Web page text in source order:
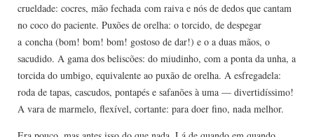
crueldade: cocres, mão fechada com raiva e nós de dedos que cantam
no coco do paciente. Puxões de orelha: o torcido, de despegar
a concha (bom! bom! bom! gostoso de dar!) e o a duas mãos, o
sacudido. A gama dos beliscões: do miudinho, com a ponta da unha, a
torcida do umbigo, equivalente ao puxão de orelha. A esfregadela:
roda de tapas, cascudos, pontapés e safanões à uma — divertidíssimo!
A vara de marmelo, flexível, cortante: para doer fino, nada melhor.